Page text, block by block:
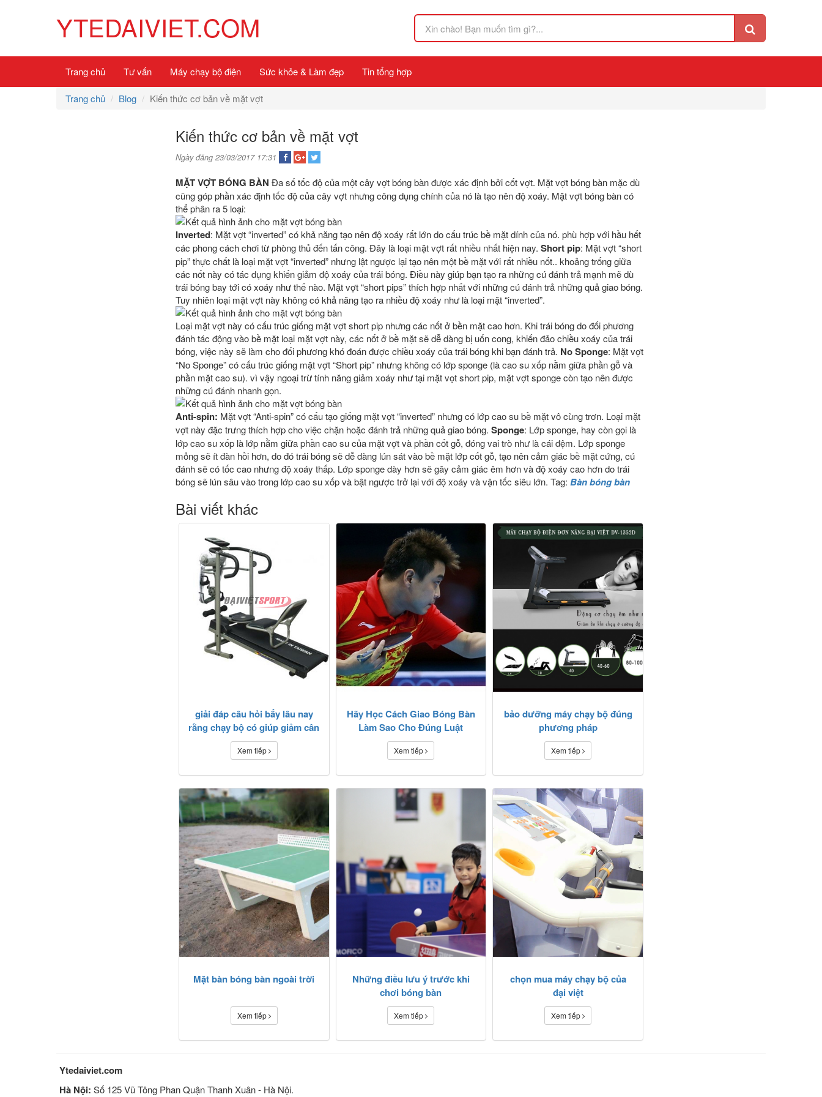
YTEDAIVIET.COM
Trang chủ Tư vấn Máy chạy bộ điện Sức khỏe & Làm đẹp Tin tổng hợp
Trang chủ Blog Kiến thức cơ bản về mặt vợt
Kiến thức cơ bản về mặt vợt
Ngày đăng 23/03/2017 17:31
MẶT VỢT BÓNG BÀN Đa số tốc độ của một cây vợt bóng bàn được xác định bởi cốt vợt. Mặt vợt bóng bàn mặc dù
cũng góp phần xác định tốc độ của cây vợt nhưng công dụng chính của nó là tạo nên độ xoáy. Mặt vợt bóng bàn có
thể phân ra 5 loại:
Inverted: Mặt vợt “inverted” có khả năng tạo nên độ xoáy rất lớn do cấu trúc bề mặt dính của nó. phù hợp với hầu hết
các phong cách chơi từ phòng thủ đến tấn công. Đây là loại mặt vợt rất nhiều nhất hiện nay. Short pip: Mặt vợt “short
pip” thực chất là loại mặt vợt “inverted” nhưng lật ngược lại tạo nên một bề mặt với rất nhiều nốt.. khoảng trống giữa
các nốt này có tác dụng khiến giảm độ xoáy của trái bóng. Điều này giúp bạn tạo ra những cú đánh trả mạnh mẽ dù
trái bóng bay tới có xoáy như thế nào. Mặt vợt “short pips” thích hợp nhất với những cú đánh trả những quả giao bóng.
Tuy nhiên loại mặt vợt này không có khả năng tạo ra nhiều độ xoáy như là loại mặt “inverted”.
Loại mặt vợt này có cấu trúc giống mặt vợt short pip nhưng các nốt ở bền mặt cao hơn. Khi trái bóng do đối phương
đánh tác động vào bề mặt loại mặt vợt này, các nốt ở bề mặt sẽ dễ dàng bị uốn cong, khiến đảo chiều xoáy của trái
bóng, việc này sẽ làm cho đối phương khó đoán được chiều xoáy của trái bóng khi bạn đánh trả. No Sponge: Mặt vợt
“No Sponge” có cấu trúc giống mặt vợt “Short pip” nhưng không có lớp sponge (là cao su xốp nằm giữa phần gỗ và
phần mặt cao su). vì vậy ngoại trừ tính năng giảm xoáy như tại mặt vọt short pip, mặt vợt sponge còn tạo nên được
những cú đánh nhanh gọn.
Anti-spin: Mặt vợt “Anti-spin” có cấu tạo giống mặt vợt “inverted” nhưng có lớp cao su bề mặt vô cùng trơn. Loại mặt
vợt này đặc trưng thích hợp cho việc chặn hoặc đánh trả những quả giao bóng. Sponge: Lớp sponge, hay còn gọi là
lớp cao su xốp là lớp nằm giữa phần cao su của mặt vợt và phần cốt gỗ, đóng vai trò như là cái đệm. Lớp sponge
mỏng sẽ ít đàn hồi hơn, do đó trái bóng sẽ dễ dàng lún sát vào bề mặt lớp cốt gỗ, tạo nên cảm giác bề mặt cứng, cú
đánh sẽ có tốc cao nhưng độ xoáy thấp. Lớp sponge dày hơn sẽ gây cảm giác êm hơn và độ xoáy cao hơn do trái
bóng sẽ lún sâu vào trong lớp cao su xốp và bật ngược trở lại với độ xoáy và vận tốc siêu lớn. Tag: Bàn bóng bàn
Bài viết khác
giải đáp câu hỏi bấy lâu nay
rằng chạy bộ có giúp giảm cân
Xem tiếp
Hãy Học Cách Giao Bóng Bàn
Làm Sao Cho Đúng Luật
Xem tiếp
bảo dưỡng máy chạy bộ đúng
phương pháp
Xem tiếp
Mặt bàn bóng bàn ngoài trời
Xem tiếp
Những điều lưu ý trước khi
chơi bóng bàn
Xem tiếp
chọn mua máy chạy bộ của
đại việt
Xem tiếp
Ytedaiviet.com
Hà Nội: Số 125 Vũ Tông Phan Quận Thanh Xuân - Hà Nội.